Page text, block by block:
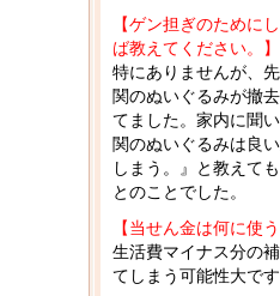
【ゲン担ぎのために
ば教えてください。】
特にありませんが、
関のぬいぐるみが撤
てました。家内に聞
関のぬいぐるみは良
しまう。』と教えて
とのことでした。
【当せん金は何に使
生活費マイナス分の
てしまう可能性大です